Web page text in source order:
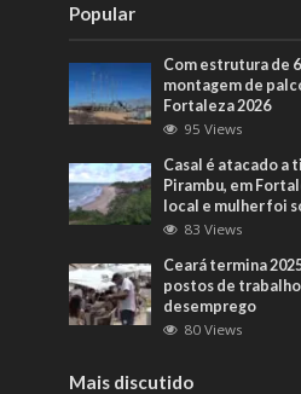
Popular
Com estrutura de
montagem de
Fortaleza 2026
95 Views
Casal é atacado a
Pirambu, em
local e mulher foi
83 Views
Ceará termina
postos de
desemprego
80 Views
Mais discutido